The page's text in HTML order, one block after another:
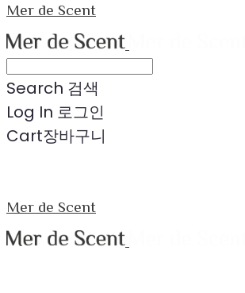
Mer de Scent
Search 검색
Log In 로그인
Cart장바구니
Mer de Scent